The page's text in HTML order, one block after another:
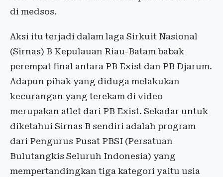
di medsos.
Aksi itu terjadi dalam laga Sirkuit Nasional
(Sirnas) B Kepulauan Riau-Batam babak
perempat final antara PB Exist dan PB Djarum.
Adapun pihak yang diduga melakukan
kecurangan yang terekam di video
merupakan atlet dari PB Exist. Sekadar untuk
diketahui Sirnas B sendiri adalah program
dari Pengurus Pusat PBSI (Persatuan
Bulutangkis Seluruh Indonesia) yang
mempertandingkan tiga kategori yaitu usia